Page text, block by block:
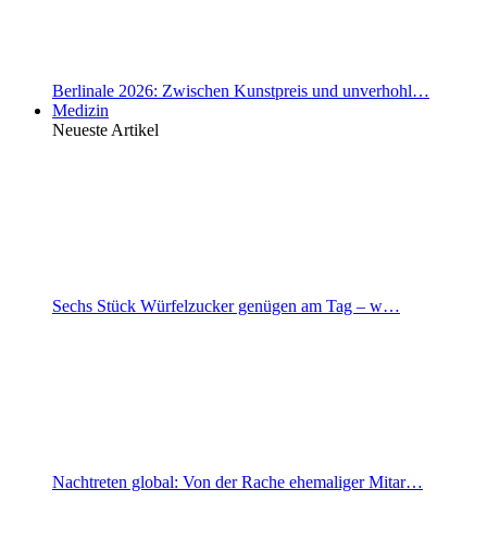
Berlinale 2026: Zwischen Kunstpreis und unverhohl…
Medizin
Neueste Artikel
Sechs Stück Würfelzucker genügen am Tag – w…
Nachtreten global: Von der Rache ehemaliger Mitar…